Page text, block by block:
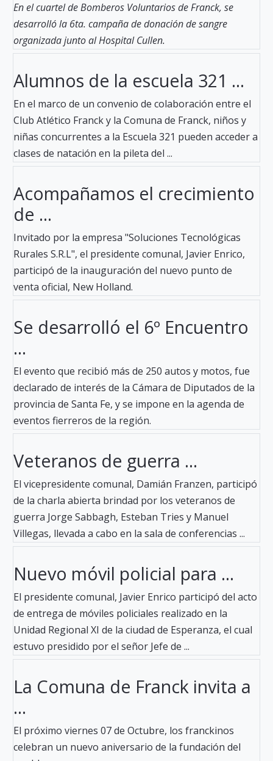
En el cuartel de Bomberos Voluntarios de Franck, se
desarrolló la 6ta. campaña de donación de sangre
organizada junto al Hospital Cullen.
Alumnos de la escuela 321 ...
En el marco de un convenio de colaboración entre el
Club Atlético Franck y la Comuna de Franck, niños y
niñas concurrentes a la Escuela 321 pueden acceder a
clases de natación en la pileta del ...
Acompañamos el crecimiento
de ...
Invitado por la empresa "Soluciones Tecnológicas
Rurales S.R.L", el presidente comunal, Javier Enrico,
participó de la inauguración del nuevo punto de
venta oficial, New Holland.
Se desarrolló el 6º Encuentro
...
El evento que recibió más de 250 autos y motos, fue
declarado de interés de la Cámara de Diputados de la
provincia de Santa Fe, y se impone en la agenda de
eventos fierreros de la región.
Veteranos de guerra ...
El vicepresidente comunal, Damián Franzen, participó
de la charla abierta brindad por los veteranos de
guerra Jorge Sabbagh, Esteban Tries y Manuel
Villegas, llevada a cabo en la sala de conferencias ...
Nuevo móvil policial para ...
El presidente comunal, Javier Enrico participó del acto
de entrega de móviles policiales realizado en la
Unidad Regional XI de la ciudad de Esperanza, el cual
estuvo presidido por el señor Jefe de ...
La Comuna de Franck invita a
...
El próximo viernes 07 de Octubre, los franckinos
celebran un nuevo aniversario de la fundación del